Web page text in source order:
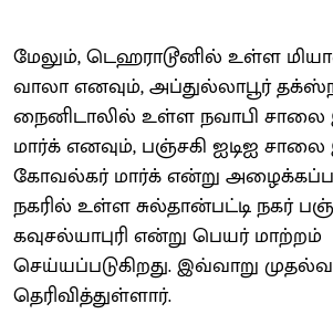
மேலும், டெஹராடூனில் உள்ள
வாலா எனவும், அப்துல்லாபூர்
நைனிடாலில் உள்ள நவாபி
மார்க் எனவும், பஞ்சகி ஐடிஐ சாலை
கோவல்கர் மார்க் என்று
நகரில் உள்ள சுல்தான்பட்டி நகர்
கவுசல்யாபுரி என்று பெயர் மாற்றம்
செய்யப்படுகிறது. இவ்வாறு
தெரிவித்துள்ளார்.